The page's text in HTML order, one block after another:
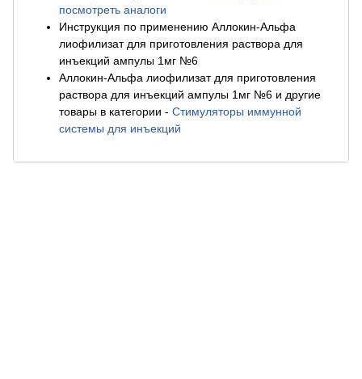
посмотреть аналоги
Инструкция по применению Аллокин-Альфа
лиофилизат для приготовления раствора для
инъекций ампулы 1мг №6
Аллокин-Альфа лиофилизат для приготовления
раствора для инъекций ампулы 1мг №6 и другие
товары в категории - Стимуляторы иммунной
системы для инъекций